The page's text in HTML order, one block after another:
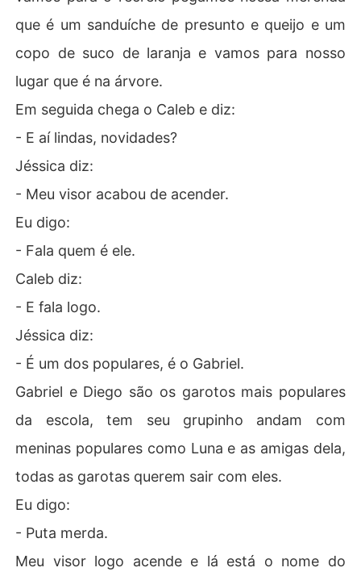
que é um sanduíche de presunto e queijo e um
copo de suco de laranja e vamos para nosso
lugar que é na árvore.
Em seguida chega o Caleb e diz:
- E aí lindas, novidades?
Jéssica diz:
- Meu visor acabou de acender.
Eu digo:
- Fala quem é ele.
Caleb diz:
- E fala logo.
Jéssica diz:
- É um dos populares, é o Gabriel.
Gabriel e Diego são os garotos mais populares
da escola, tem seu grupinho andam com
meninas populares como Luna e as amigas dela,
todas as garotas querem sair com eles.
Eu digo:
- Puta merda.
Meu visor logo acende e lá está o nome do